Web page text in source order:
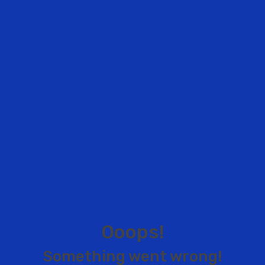
Ooops!
Something went wrong!